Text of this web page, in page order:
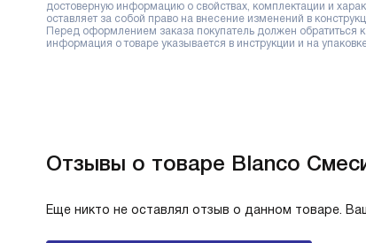
достоверную информацию о свойствах, комплектации и
оставляет за собой право на внесение изменений в
Перед оформлением заказа покупатель должен обратиться
информация о товаре указывается в инструкции и на
Отзывы о товаре Blanco
Еще никто не оставлял отзыв о данном товаре.